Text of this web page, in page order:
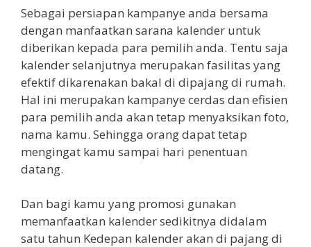
Sebagai persiapan kampanye anda bersama
dengan manfaatkan sarana kalender untuk
diberikan kepada para pemilih anda. Tentu saja
kalender selanjutnya merupakan fasilitas yang
efektif dikarenakan bakal di dipajang di rumah.
Hal ini merupakan kampanye cerdas dan efisien
para pemilih anda akan tetap menyaksikan foto,
nama kamu. Sehingga orang dapat tetap
mengingat kamu sampai hari penentuan
datang.
Dan bagi kamu yang promosi gunakan
memanfaatkan kalender sedikitnya didalam
satu tahun Kedepan kalender akan di pajang di